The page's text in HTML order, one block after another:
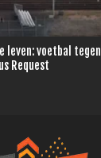
leven: voetbal
Request